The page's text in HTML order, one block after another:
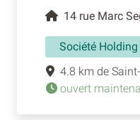
14 rue Marc
Société Holding
4.8 km de
ouvert